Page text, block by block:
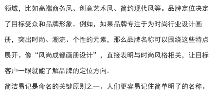
领域，比如高端商务风、创意艺术风、简约现代风等。品牌定位决定
了目标受众和品牌形象。例如，如果品牌专注于为时尚行业设计画
册，突出时尚、潮流、个性的元素，那么品牌名称可以围绕这些特点
展开。像“风尚成都画册设计”，直接表明与时尚风格相关，让目标
客户一眼就能了解品牌的定位方向。
简洁易记是命名的关键原则之一。人们更容易记住简单明了的名称。